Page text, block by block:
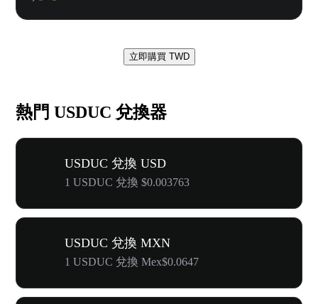
立即購買 TWD
熱門 USDUC 兌換器
USDUC 兌換 USD
1 USDUC 兌換 $0.003763
USDUC 兌換 MXN
1 USDUC 兌換 Mex$0.0647